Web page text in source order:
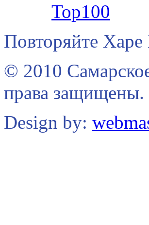
Повторяйте
© 2010
права защищены.
Design by: